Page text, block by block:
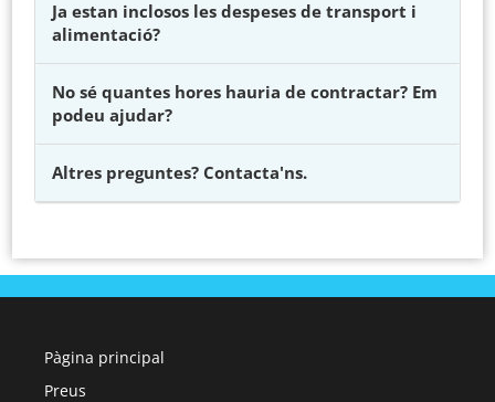
Ja estan inclosos les despeses de transport i
alimentació?
No sé quantes hores hauria de contractar? Em
podeu ajudar?
Altres preguntes? Contacta'ns.
Pàgina principal
Preus